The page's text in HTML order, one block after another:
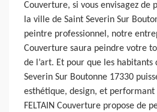
Couverture, si vous envisagez de
la ville de Saint Severin Sur
peintre professionnel, notre
Couverture saura peindre votre
de l’art. Et pour que les habitants
Severin Sur Boutonne 17330
esthétique, design, et
FELTAIN Couverture propose de